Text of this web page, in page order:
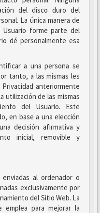
del disco duro del
La única manera de
Usuario forme parte del
dé personalmente esa
a una persona se
tanto, a las mismas les
anteriormente
utilización de las mismas
del Usuario. Este
en base a una elección
decisión afirmativa y
inicial, removible y
al ordenador o
exclusivamente por
del Sitio Web. La
para mejorar la